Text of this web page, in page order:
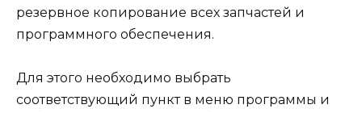
резервное копирование всех запчастей и
программного обеспечения.
Для этого необходимо выбрать
соответствующий пункт в меню программы и